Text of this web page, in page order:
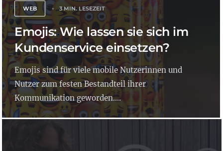
WEB 3 MIN. LESEZEIT
Emojis: Wie lassen sie sich im
Kundenservice einsetzen?
Emojis sind für viele mobile Nutzerinnen und
Nutzer zum festen Bestandteil ihrer
Kommunikation geworden....